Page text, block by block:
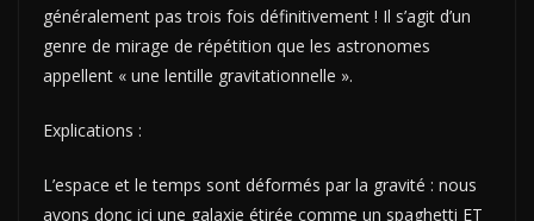
généralement pas trois fois définitivement ! Il s’agit d’un
genre de mirage de répétition que les astronomes
appellent « une lentille gravitationnelle ».
Explications :
L’espace et le temps sont déformés par la gravité : nous
avons donc ici une galaxie étirée comme un spaghetti ET